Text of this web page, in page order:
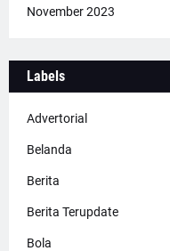
November 2023
Labels
Advertorial
Belanda
Berita
Berita Terupdate
Bola